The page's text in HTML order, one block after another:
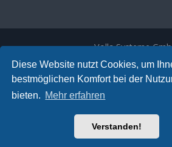
Diese Website nutzt Cookies, um
bestmöglichen Komfort bei der
bieten. Mehr erfahren
Verstanden!
Volla Systeme
Kölner Straße 102
42897 Remscheid
Telefon:+49 2191
E-Mail:
Ariki Theme by